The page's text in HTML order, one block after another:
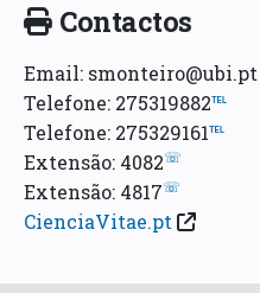
Contactos
Email: smonteiro@ubi.pt
Telefone: 275319882℡
Telefone: 275329161℡
Extensão: 4082☏
Extensão: 4817☏
CienciaVitae.pt